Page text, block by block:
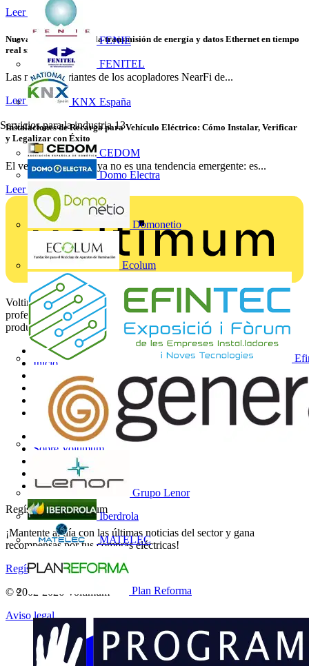
FENIE
FENITEL
KNX España
Servicios para la industria 13
CEDOM
Domo Electra
Domonetio
Ecolum
Grupo Lenor
Iberdrola
MATELEC
Plan Reforma
Leer más
Nuevas variantes para la transmisión de energía y datos Ethernet en tiempo
real sin contacto
Las nuevas variantes de los acopladores NearFi de...
Leer más
Instalaciones de Recarga para Vehículo Eléctrico: Cómo Instalar, Verificar
y Legalizar con Éxito
El vehículo eléctrico ya no es una tendencia emergente: es...
Leer más
Voltimum es una plataforma digital y comunidad que brinda a los
profesionales eléctricos noticias del sector, información de
productos, formación y herramientas para el sector eléctrico.
Mapa del sitio
Inicio
Noticias
Academy
Productos
Socios
Otros enlaces
Sobre Voltimum
Catálogos
Grupo Voltimum
Regístrate en Voltimum
¡Mantente al día con las últimas noticias del sector y gana
recompensas por tus compras eléctricas!
Regístrate aquí
© 2002- 2026 Voltimum
Aviso legal